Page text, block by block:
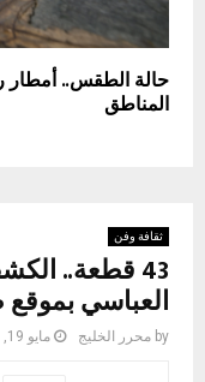
حالة الطقس.. أمطار
المناطق
ثقافة وفن
43 قطعة..
العباسي بموقع
by محرر الخليج مايو 19, 2026